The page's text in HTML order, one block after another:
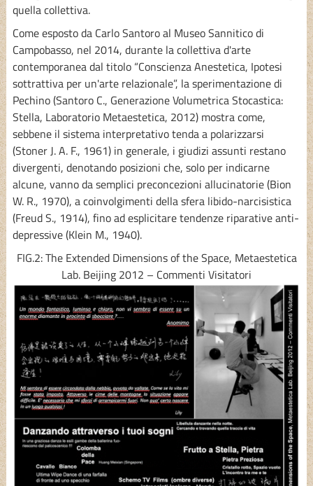
quella collettiva.
Come esposto da Carlo Santoro al Museo Sannitico di
Campobasso, nel 2014, durante la collettiva d'arte
contemporanea dal titolo “Conscienza Anestetica, Ipotesi
sottrattiva per un'arte relazionale”, la sperimentazione di
Pechino (Santoro C., Generazione Volumetrica Stocastica:
Stella, Laboratorio Metaestetica, 2012) mostra come,
sebbene il sistema interpretativo tenda a polarizzarsi
(Stoner J. A. F., 1961) in generale, i giudizi assunti restano
divergenti, denotando posizioni che, solo per indicarne
alcune, vanno da semplici preconcezioni allucinatorie (Bion
W. R., 1970), a coinvolgimenti della sfera libido-narcisistica
(Freud S., 1914), fino ad esplicitare tendenze riparative anti-
depressive (Klein M., 1940).
FIG.2: The Extended Dimensions of the Space, Metaestetica
Lab. Beijing 2012 – Commenti Visitatori